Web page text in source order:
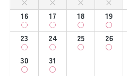
16
17 18 19
23
24 25 26
30
31